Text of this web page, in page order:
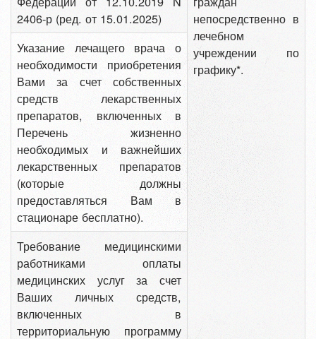
2406-р (ред. от 15.01.2025)
непосредственно в
лечебном
учреждении по
графику*.
Указание лечащего врача о
необходимости приобретения
Вами за счет собственных
средств лекарственных
препаратов, включенных в
Перечень жизненно
необходимых и важнейших
лекарственных препаратов
(которые должны
предоставляться Вам в
стационаре бесплатно).
Требование медицинскими
работниками оплаты
медицинских услуг за счет
Ваших личных средств,
включенных в
территориальную программу